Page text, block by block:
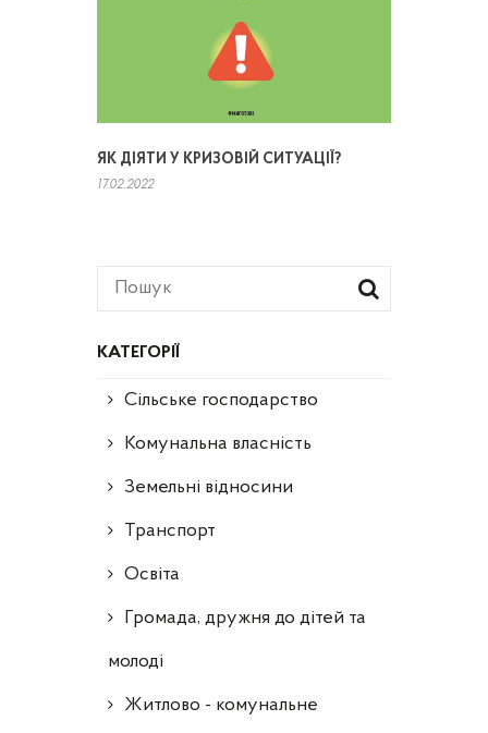
КАТЕГОРІЇ
Сільське господарство
Комунальна власність
Земельні відносини
Транспорт
Освіта
Громада, дружня до дітей та
молоді
Житлово - комунальне
ЯК ДІЯТИ У КРИЗОВІЙ СИТУАЦІЇ?
17.02.2022